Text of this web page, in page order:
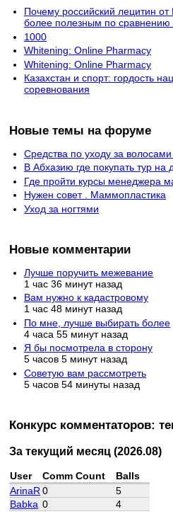
Почему российский лецитин
более полезным по
1000
Whitening: Online Pharmacy
Whitening: Online Pharmacy
Казахстан и спорт: гордость
соревнования
Новые темы на форуме
Средства по уходу за волосами
В Абхазию где покупать тур на
Где пройти курсы менеджера
Нужен совет . Маммопластика
Уход за ногтями
Новые комментарии
Лучше поручить межевание
1 час 36 минут назад
Вам нужно к кадастровому
1 час 48 минут назад
По мне, лучше выбирать более
4 часа 55 минут назад
Я бы посмотрела в сторону
5 часов 5 минут назад
Советую вам рассмотреть
5 часов 54 минуты назад
Конкурс комментаторов:
За текущий месяц (2026.08)
User Comm Count
Balls
ArinaR 0
5
Babka 0 4